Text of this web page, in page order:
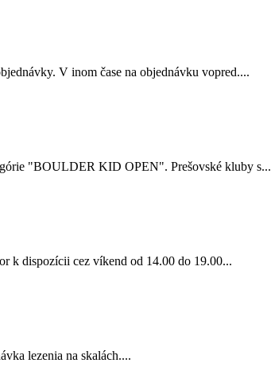
V inom čase na objednávku vopred....
"BOULDER KID OPEN". Prešovské kluby s...
k dispozícii cez víkend od 14.00 do 19.00...
lezenia na skalách....